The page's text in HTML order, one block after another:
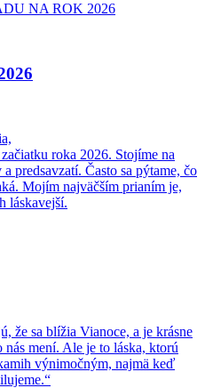
NA ROK 2026
roka 2026. Stojíme na
predsavzatí. Často sa pýtame, čo
Mojím najväčším prianím je,
láskavejší.
že sa blížia Vianoce, a je krásne
mení. Ale je to láska, ktorú
výnimočným, najmä keď